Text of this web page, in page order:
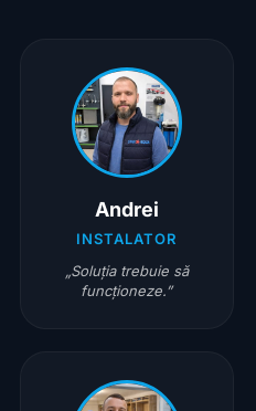
Andrei
INSTALATOR
„Soluția trebuie să
funcționeze.”